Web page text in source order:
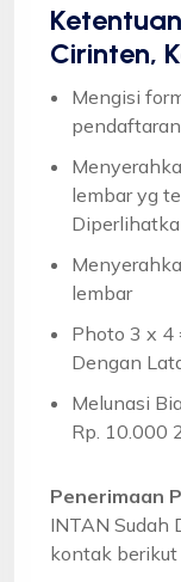
Ketentuan
Cirinten,
Mengisi
lembar yg
lembar
Photo 3 x 4
Dengan
Melunasi
Rp. 10.000
Penerimaan
INTAN Sudah
kontak berikut